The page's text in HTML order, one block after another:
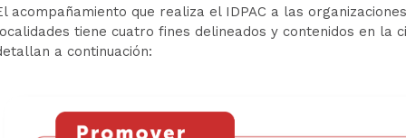
acompañamiento que realiza el IDPAC a las
tiene cuatro fines delineados y contenidos en la
a continuación: